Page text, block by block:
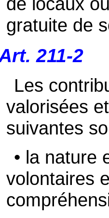
gratuite de
211-2
Les
valorisées
suivantes
• la nature
volontaires